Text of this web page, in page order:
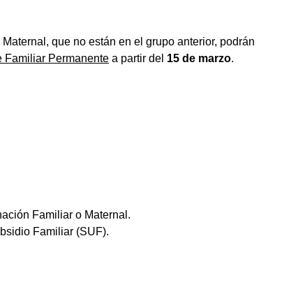
que no están en el grupo anterior, podrán
Familiar Permanente a partir del 15 de marzo.
Familiar o Maternal.
Familiar (SUF).